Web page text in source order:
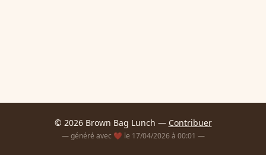
© 2026 Brown Bag Lunch — Contribuer
— généré avec ❤️ le 17/04/2026 à 00:01 —